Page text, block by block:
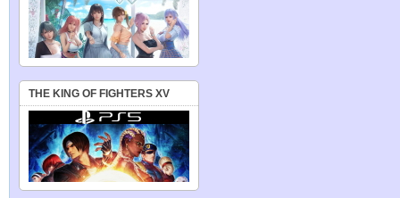
THE KING OF FIGHTERS XV